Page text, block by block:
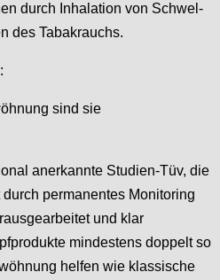
durch Inhalation von Schwel-
des Tabakrauchs.
sind sie
anerkannte Studien-Tüv, die
permanentes Monitoring
und klar
mindestens doppelt so
helfen wie klassische